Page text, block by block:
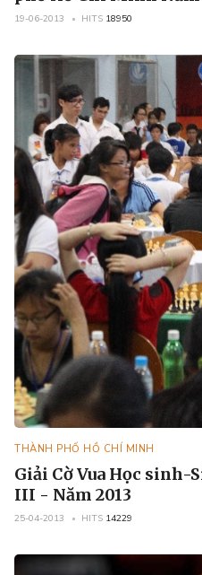
19-06-2013 HITS 18950
THÀNH PHỐ HỒ CHÍ MINH
Giải Cờ Vua Học sinh-
III - Năm 2013
25-04-2013 HITS 14229